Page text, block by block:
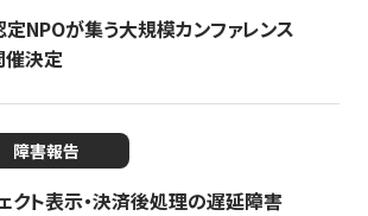
定NPOが集う大規模カンファレンス
催決定
障害報告
クト表示・決済後処理の遅延障害